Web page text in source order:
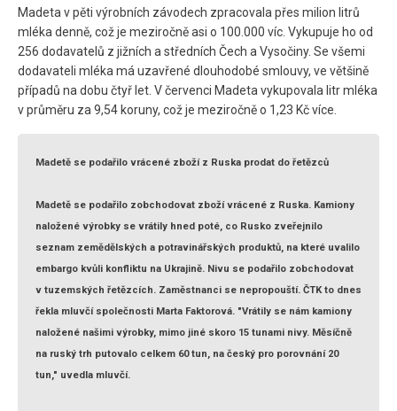
Madeta v pěti výrobních závodech zpracovala přes milion litrů
mléka denně, což je meziročně asi o 100.000 víc. Vykupuje ho od
256 dodavatelů z jižních a středních Čech a Vysočiny. Se všemi
dodavateli mléka má uzavřené dlouhodobé smlouvy, ve většině
případů na dobu čtyř let. V červenci Madeta vykupovala litr mléka
v průměru za 9,54 koruny, což je meziročně o 1,23 Kč více.
Madetě se podařilo vrácené zboží z Ruska prodat do řetězců
Madetě se podařilo zobchodovat zboží vrácené z Ruska. Kamiony
naložené výrobky se vrátily hned poté, co Rusko zveřejnilo
seznam zemědělských a potravinářských produktů, na které uvalilo
embargo kvůli konfliktu na Ukrajině. Nivu se podařilo zobchodovat
v tuzemských řetězcích. Zaměstnanci se nepropouští. ČTK to dnes
řekla mluvčí společnosti Marta Faktorová. "Vrátily se nám kamiony
naložené našimi výrobky, mimo jiné skoro 15 tunami nivy. Měsíčně
na ruský trh putovalo celkem 60 tun, na český pro porovnání 20
tun," uvedla mluvčí.